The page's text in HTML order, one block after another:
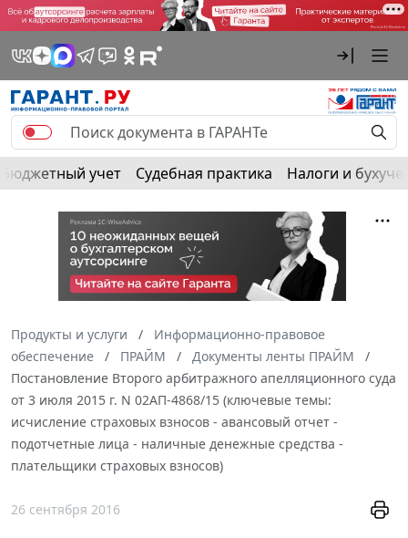
Бюджетный учет Судебная практика Налоги и
Продукты и услуги
Информационно-правовое
обеспечение
ПРАЙМ
Документы ленты ПРАЙМ
Постановление Второго арбитражного апелляционного суда
от 3 июля 2015 г. N 02АП-4868/15 (ключевые темы:
исчисление страховых взносов - авансовый отчет -
подотчетные лица - наличные денежные средства -
плательщики страховых взносов)
26 сентября 2016